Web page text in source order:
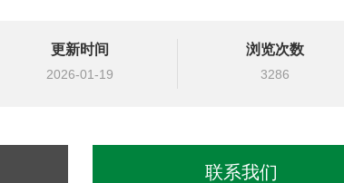
更新时间
2026-01-19
浏览次数
3286
联系我们